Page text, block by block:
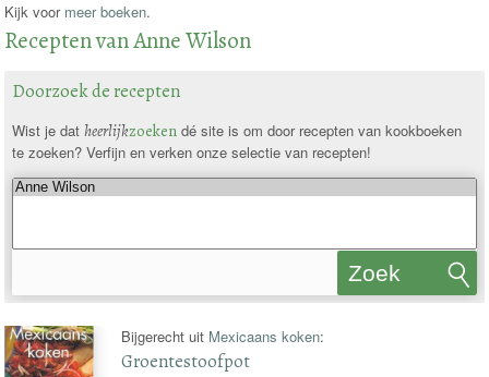
Kijk voor meer boeken.
Recepten van Anne Wilson
Doorzoek de recepten
Wist je dat heerlijkzoekendé site is om door recepten van kookboeken
te zoeken? Verfijn en verken onze selectie van recepten!
Zoek
Bijgerecht uit Mexicaans koken:
Groentestoofpot